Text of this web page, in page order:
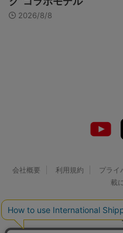
2026/8/8
会社概要 利用規約 プライ
載
© 2026 Watch LIFE NEWS｜ウ